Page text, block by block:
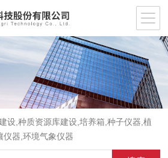
设,种质资源库建设,培养箱,种子仪器,植
仪器,环境气象仪器